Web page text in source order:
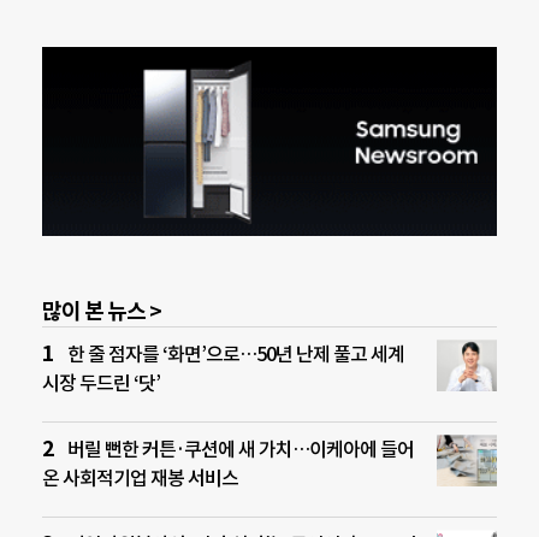
많이 본 뉴스 >
한 줄 점자를 ‘화면’으로…50년 난제 풀고 세계
시장 두드린 ‘닷’
버릴 뻔한 커튼·쿠션에 새 가치…이케아에 들어
온 사회적기업 재봉 서비스